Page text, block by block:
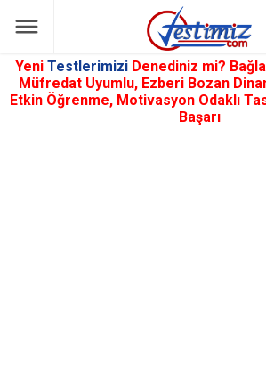
Yeni Testlerimizi Denediniz mi?
Müfredat Uyumlu, Ezberi Bozan
Etkin Öğrenme, Motivasyon Odaklı
Başarı